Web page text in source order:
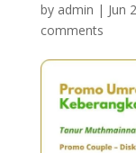
by admin | Jun
comments